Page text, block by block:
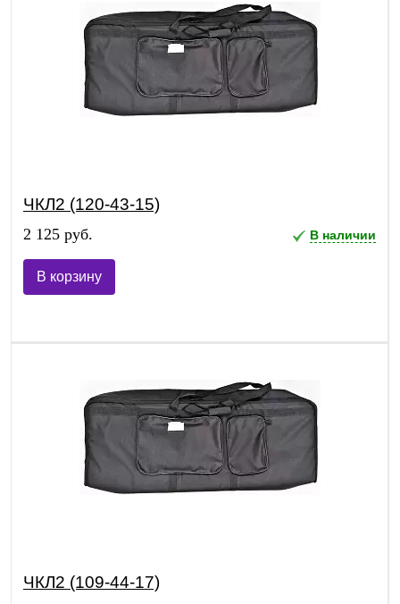
ЧКЛ2 (120-43-15)
2 125 руб. В наличии
В корзину
ЧКЛ2 (109-44-17)